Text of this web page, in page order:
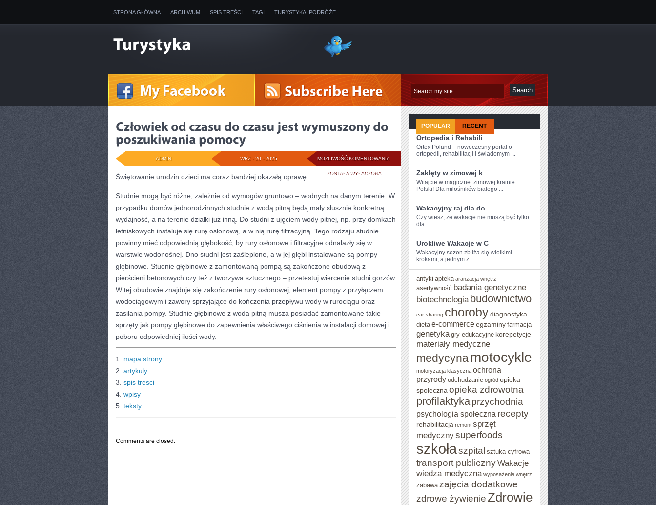
STRONA GŁÓWNA ARCHIWUM SPIS TREŚCI TAGI TURYSTYKA, PODRÓŻE
MOŻLIWOŚĆ KOMENTOWANIA CZŁOWIEK
CZASU
CZASU
JEST
WYMUSZONY
POSZUKIWANIA
POMOCY
ZOSTAŁA WYŁĄCZONA
WRZ - 20 - 2025
ADMIN
Świętowanie urodzin dzieci ma coraz bardziej okazałą oprawę
Studnie mogą być różne, zależnie od wymogów gruntowo – wodnych na danym terenie. W
przypadku domów jednorodzinnych studnie z wodą pitną będą mały słusznie konkretną
wydajność, a na terenie działki już inną. Do studni z ujęciem wody pitnej, np. przy domkach
letniskowych instaluje się rurę osłonową, a w nią rurę filtracyjną. Tego rodzaju studnie
powinny mieć odpowiednią głębokość, by rury osłonowe i filtracyjne odnalazły się w
warstwie wodonośnej. Dno studni jest zaślepione, a w jej głębi instalowane są pompy
głębinowe. Studnie głębinowe z zamontowaną pompą są zakończone obudową z
pierścieni betonowych czy też z tworzywa sztucznego – przetestuj wiercenie studni gorzów.
W tej obudowie znajduje się zakończenie rury osłonowej, element pompy z przyłączem
wodociągowym i zawory sprzyjające do kończenia przepływu wody w rurociągu oraz
zasilania pompy. Studnie głębinowe z woda pitną musza posiadać zamontowane takie
sprzęty jak pompy głębinowe do zapewnienia właściwego ciśnienia w instalacji domowej i
poboru odpowiedniej ilości wody.
1. mapa strony
2. artykuly
3. spis tresci
4. wpisy
5. teksty
Comments are closed.
POPULAR RECENT
Ortopedia i Rehabili
Ortex Poland – nowoczesny portal o
ortopedii, rehabilitacji i świadomym ...
Zaklęty w zimowej k
Witajcie w magicznej zimowej krainie
Polski! Dla miłośników białego ...
Wakacyjny raj dla do
Czy wiesz, ⁤że wakacje nie muszą być ​tylko
dla ...
Urokliwe Wakacje w C
Wakacyjny sezon zbliża ‌się ⁣wielkimi
‍krokami, a jednym z ...
antyki apteka aranżacja wnętrz
asertywność badania genetyczne
biotechnologia budownictwo
car sharing chorobydiagnostyka
dieta e-commerceegzaminy farmacja
genetyka gry edukacyjne korepetycje
materiały medyczne
medycynamotocykle
motoryzacja klasyczna ochrona
przyrody odchudzanie ogród opieka
społeczna opieka zdrowotna
profilaktykaprzychodnia
psychologia społeczna recepty
rehabilitacja remont sprzęt
medycznysuperfoods
szkołaszpital sztuka cyfrowa
transport publicznyWakacje
wiedza medyczna wyposażenie wnętrz
zabawa zajęcia dodatkowe
zdrowe żywienieZdrowie